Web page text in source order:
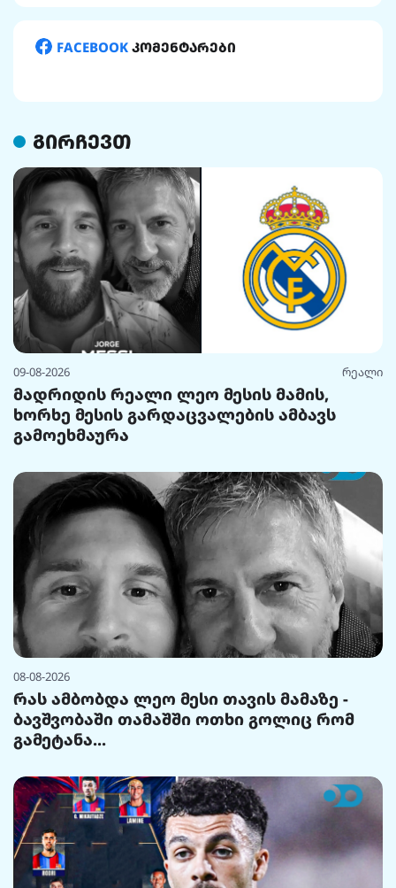
FACEBOOK კომენტარები
გირჩევთ
09-08-2026 რეალი
მადრიდის რეალი ლეო მესის მამის,
ხორხე მესის გარდაცვალების ამბავს
გამოეხმაურა
08-08-2026
რას ამბობდა ლეო მესი თავის მამაზე -
ბავშვობაში თამაშში ოთხი გოლიც რომ
გამეტანა...